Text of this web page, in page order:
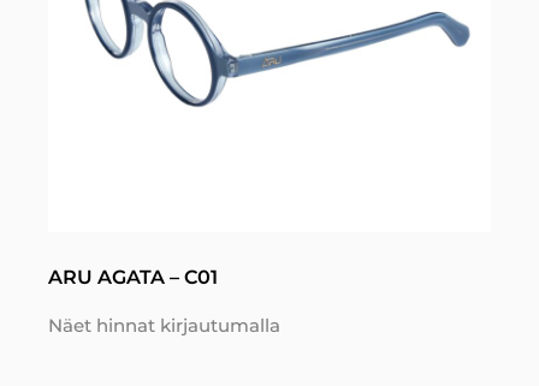
ARU AGATA – C01
Näet hinnat kirjautumalla